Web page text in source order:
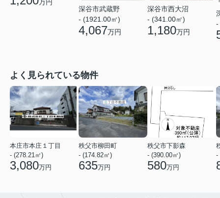
万円
深谷市武蔵野
- (1921.00㎡)
4,067万円
深谷市西大沼
- (341.00㎡)
1,180万円
-
よく見られている物件
本庄市本庄１丁目
- (278.21㎡)
3,080万円
秩父市柳田町
- (174.82㎡)
635万円
秩父市下影森
- (390.00㎡)
580万円
-